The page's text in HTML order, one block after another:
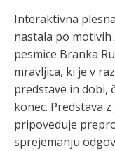
Interaktivna
nastala po
pesmice Branka
mravljica, ki je v
predstave in dobi,
konec. Predstava
pripoveduje
sprejemanju